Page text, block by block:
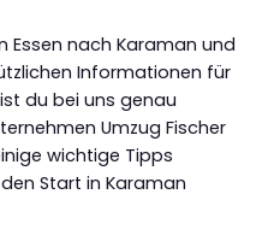
Essen nach Karaman und
Informationen für
du bei uns genau
Umzug Fischer
wichtige Tipps
Start in Karaman